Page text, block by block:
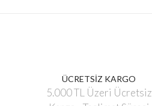
ÜCRETSİZ KARGO
5.000 TL Üzeri Ücretsiz